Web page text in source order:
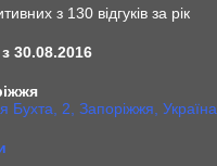
з 130 відгуків за рік
30.08.2016
Бухта, 2, Запоріжжя, Україна